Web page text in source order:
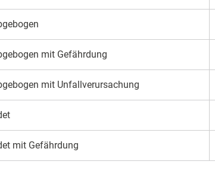
mit Gefährdung
mit Unfallverursachung
mit Gefährdung